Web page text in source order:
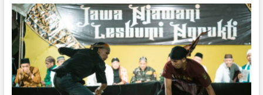
t
o
r
J
a
a
n
K